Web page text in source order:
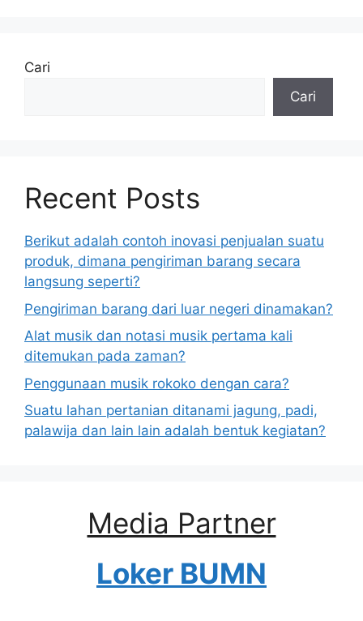
Cari
Cari
Recent Posts
Berikut adalah contoh inovasi penjualan suatu
produk, dimana pengiriman barang secara
langsung seperti?
Pengiriman barang dari luar negeri dinamakan?
Alat musik dan notasi musik pertama kali
ditemukan pada zaman?
Penggunaan musik rokoko dengan cara?
Suatu lahan pertanian ditanami jagung, padi,
palawija dan lain lain adalah bentuk kegiatan?
Media Partner
Loker BUMN